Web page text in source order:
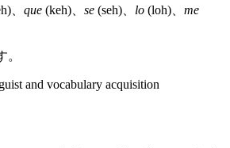
、 que (keh)、 se (seh)、 lo (loh)、 me
and vocabulary acquisition